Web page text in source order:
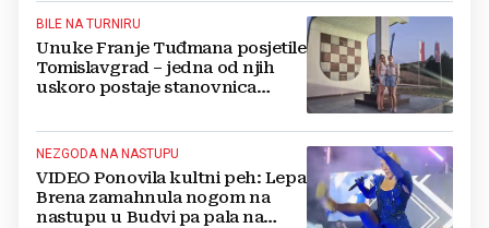
BILE NA TURNIRU
Unuke Franje Tuđmana posjetile
Tomislavgrad – jedna od njih
uskoro postaje stanovnica
NEZGODA NA NASTUPU
VIDEO Ponovila kultni peh: Lepa
Brena zamahnula nogom na
nastupu u Budvi pa pala na